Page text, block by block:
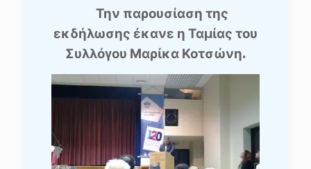
Την παρουσίαση της
εκδήλωσης έκανε η Ταμίας του
Συλλόγου Μαρίκα Κοτσώνη.